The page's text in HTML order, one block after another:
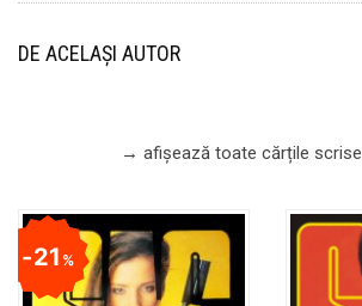
DE ACELAȘI AUTOR
→ afișează toate cărțile scrise
21%